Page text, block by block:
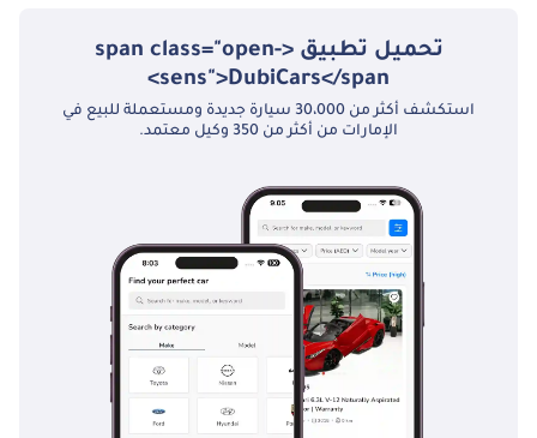
تحميل تطبيق <span class="open-
sens">DubiCars</span>
استكشف أكثر من 30،000 سيارة جديدة ومستعملة للبيع في
الإمارات من أكثر من 350 وكيل معتمد.